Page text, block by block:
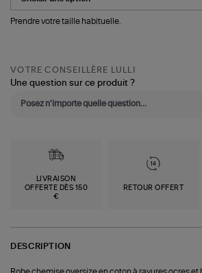
Prendre votre taille habituelle.
VOTRE CONSEILLÈRE LULLI
Une question sur ce produit ?
LIVRAISON
OFFERTE DÈS 150
€
RETOUR OFFERT
DESCRIPTION